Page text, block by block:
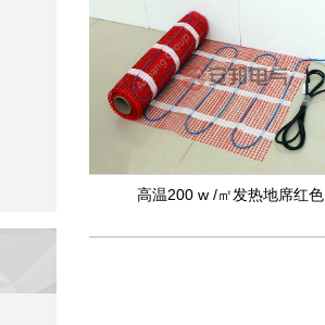
高温200 w /㎡发热地席红色